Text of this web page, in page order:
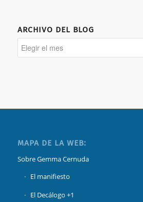
ARCHIVO DEL BLOG
MAPA DE LA WEB:
Sobre Gemma Cernuda
El manifiesto
El Decálogo +1